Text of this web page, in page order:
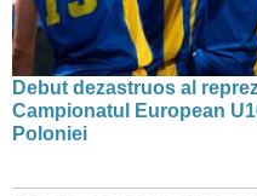
Debut dezastruos al
Campionatul European
Poloniei